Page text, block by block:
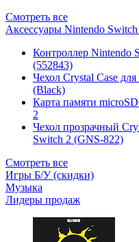
Смотреть все
Аксессуары Nintendo Switch
Контроллер Nintendo
(552843)
Чехол Сrystal Сase
(Black)
Карта памяти
2
Чехол прозрачный
Switch 2 (GNS-822)
Смотреть все
Игры Б/У (скидки)
Музыка
Лидеры продаж